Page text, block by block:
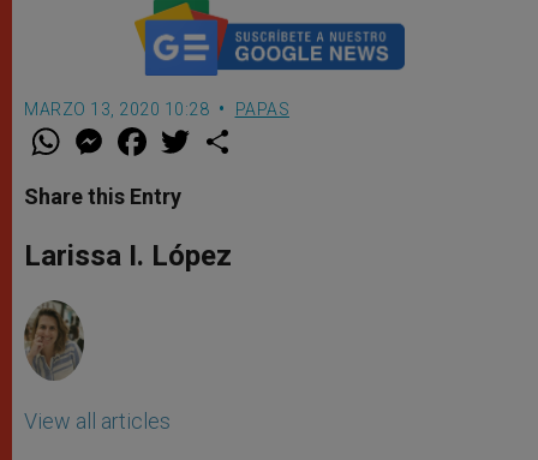
MARZO 13, 2020 10:28 PAPAS
W
t
s
p
p
M
e
s
e
g
e
F
a
e
b
o
k
w
r
Share this Entry
Larissa I. López
View all articles